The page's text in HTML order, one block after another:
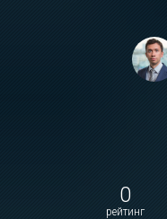
0
рейтинг